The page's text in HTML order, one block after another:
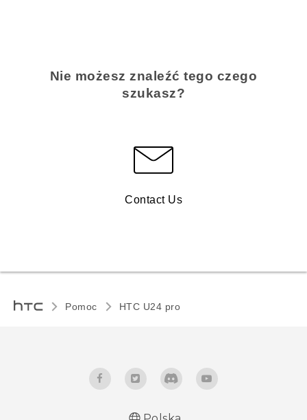
Nie możesz znaleźć tego czego
szukasz?
Contact Us
Pomoc HTC U24 pro‎